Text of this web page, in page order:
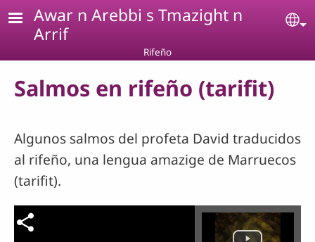
Pasar al contenido principal
Awar n Arebbi s Tmazight n
Arrif
Rifeño
Salmos en rifeño (tarifit)
Algunos salmos del profeta David traducidos
al rifeño, una lengua amazige de Marruecos
(tarifit).